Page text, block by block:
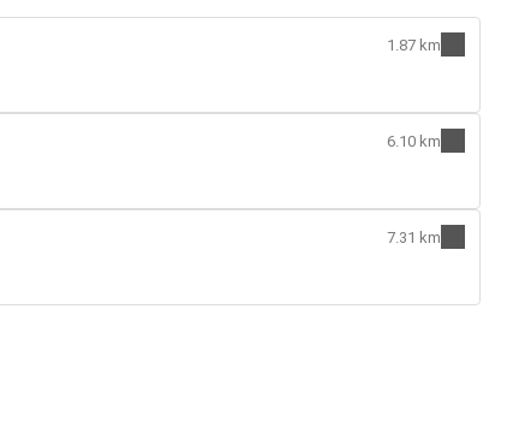
1.87 km
6.10 km
7.31 km